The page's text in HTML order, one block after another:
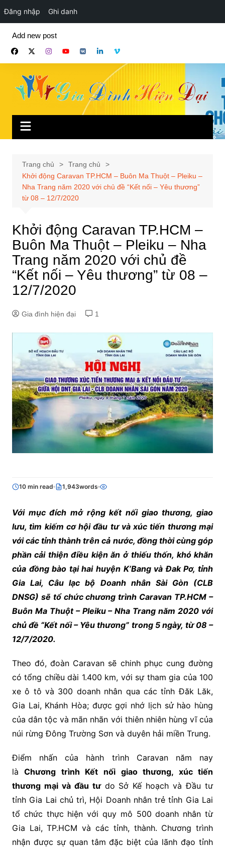
Đăng nhập Ghi danh
phần
Add new post
Trang chủ
Trang chủ
Khởi động Caravan TP.HCM – Buôn Ma Thuột – Pleiku –
Nha Trang năm 2020 với chủ đề “Kết nối – Yêu thương”
từ 08 – 12/7/2020
Khởi động Caravan TP.HCM –
Buôn Ma Thuột – Pleiku – Nha
Trang năm 2020 với chủ đề
“Kết nối – Yêu thương” từ 08 –
12/7/2020
Gia đình hiện đại 1
10 min read 1,943words
Với mục đích mở rộng kết nối giao thương, giao
lưu, tìm kiếm cơ hội đầu tư và xúc tiến thương mại
với các tỉnh thành trên cả nước, đồng thời cùng góp
phần cải thiện điều kiện ăn ở thiếu thốn, khó khăn
của đồng bào tại hai huyện K’Bang và Đak Pơ, tỉnh
Gia Lai, Câu lạc bộ Doanh nhân Sài Gòn (CLB
DNSG) sẽ tổ chức chương trình Caravan TP.HCM –
Buôn Ma Thuột – Pleiku – Nha Trang năm 2020 với
chủ đề “Kết nối – Yêu thương” trong 5 ngày, từ 08 –
12/7/2020.
Theo đó, đoàn Caravan sẽ chinh phục cung đường
có tổng chiều dài 1.400 km, với sự tham gia của 100
xe ô tô và 300 doanh nhân qua các tỉnh Đăk Lăk,
Gia Lai, Khánh Hòa; được gợi nhớ lịch sử hào hùng
của dân tộc và mãn nhãn với thiên nhiên hùng vĩ của
núi rừng Đông Trường Sơn và duyên hải miền Trung.
Điểm nhấn của hành trình Caravan năm nay
làChương trình Kết nối giao thương, xúc tiến
thương mại và đầu tưdo Sở Kế hoạch và Đầu tư
tỉnh Gia Lai chủ trì, Hội Doanh nhân trẻ tỉnh Gia Lai
tổ chức thực hiện với quy mô 500 doanh nhân từ
Gia Lai, TP.HCM và các tỉnh, thành. Chương trình
nhận được sự quan tâm đặc biệt của lãnh đạo tỉnh